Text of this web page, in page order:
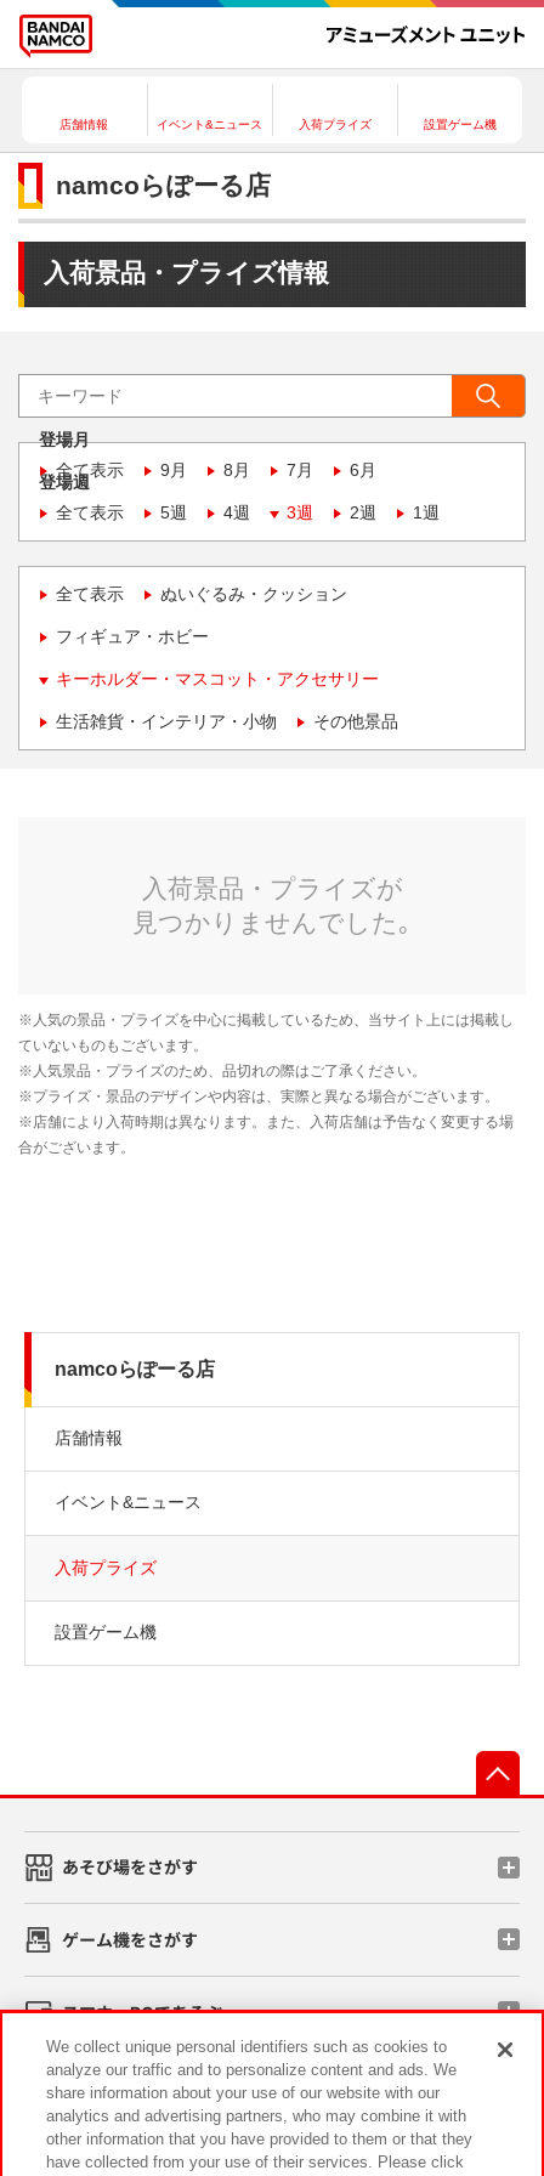
店舗情報 イベント&ニュース 入荷プライズ 設置ゲーム機
namcoらぽーる店
入荷景品・プライズ情報
登場月
全て表示
9月 8月 7月 6月
登場週
全て表示
5週 4週 3週 2週 1週
全て表示 ぬいぐるみ・クッション
フィギュア・ホビー
キーホルダー・マスコット・アクセサリー
生活雑貨・インテリア・小物 その他景品
namcoらぽーる店
店舗情報
イベント&ニュース
入荷プライズ
設置ゲーム機
あそび場をさがす
ゲーム機をさがす
スマホ・PCであそぶ
イベント・キャンペーン
We collect unique personal identifiers such as cookies to
analyze our traffic and to personalize content and ads. We
share information about your use of our website with our
analytics and advertising partners, who may combine it with
other information that you have provided to them or that they
have collected from your use of their services. Please click